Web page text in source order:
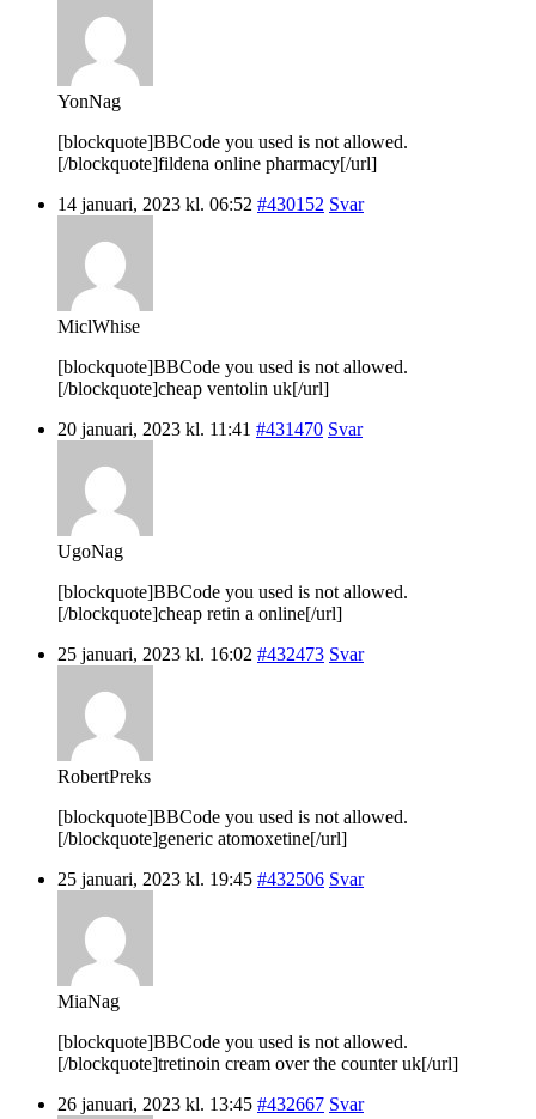
YonNag
[blockquote]BBCode you used is not allowed.
[/blockquote]fildena online pharmacy[/url]
14 januari, 2023 kl. 06:52 #430152 Svar
MiclWhise
[blockquote]BBCode you used is not allowed.
[/blockquote]cheap ventolin uk[/url]
20 januari, 2023 kl. 11:41 #431470 Svar
UgoNag
[blockquote]BBCode you used is not allowed.
[/blockquote]cheap retin a online[/url]
25 januari, 2023 kl. 16:02 #432473 Svar
RobertPreks
[blockquote]BBCode you used is not allowed.
[/blockquote]generic atomoxetine[/url]
25 januari, 2023 kl. 19:45 #432506 Svar
MiaNag
[blockquote]BBCode you used is not allowed.
[/blockquote]tretinoin cream over the counter uk[/url]
26 januari, 2023 kl. 13:45 #432667 Svar